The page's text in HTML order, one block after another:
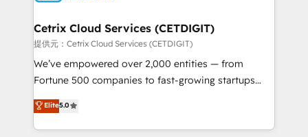
Award 🏆2020 Elite Solutions Partner 🏆2019
Integrations HubSpot Impact Award 🏆2019
Marketing Enablement HubSpot Impact Award 🏆
2018 Website Design HubSpot Impact Award 🏆2017
Growth-Driven Design Agency of the Year 🏆2016
Sales Enablement HubSpot Impact Award 🏆2015
Cetrix Cloud Services (CETDIGIT)
提供元：Cetrix Cloud Services (CETDIGIT)
We’ve empowered over 2,000 entities — from
Fortune 500 companies to fast-growing startups
and nonprofits — to streamline operations, scale
revenue, and unlock the full potential of HubSpot.
With deep technical and industry expertise, we fuse
Elite5.0